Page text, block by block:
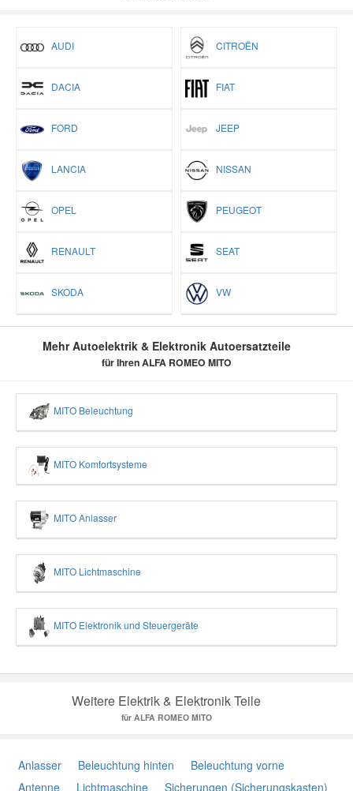
AUDI CITROËN
DACIA FIAT
FORD JEEP
LANCIA NISSAN
OPEL PEUGEOT
RENAULT SEAT
SKODA VW
Mehr Autoelektrik & Elektronik Autoersatzteile
für Ihren ALFA ROMEO MITO
MITO Beleuchtung
MITO Komfortsysteme
MITO Anlasser
MITO Lichtmaschine
MITO Elektronik und Steuergeräte
Weitere Elektrik & Elektronik Teile
für ALFA ROMEO MITO
Anlasser Beleuchtung hinten
Beleuchtung vorne
Antenne
Lichtmaschine
Sicherungen (Sicherungskasten)